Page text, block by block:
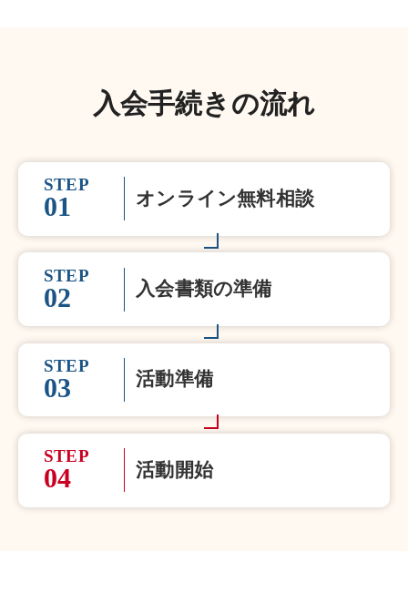
入会手続きの流れ
STEP
01 オンライン無料相談
STEP
02 入会書類の準備
STEP
03 活動準備
STEP
04 活動開始